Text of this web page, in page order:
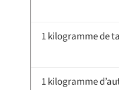
1 kilogramme de
1 kilogramme